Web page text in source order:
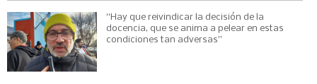
“Hay que reivindicar la decisión de la
docencia, que se anima a pelear en estas
condiciones tan adversas”